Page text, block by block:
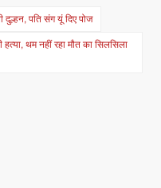
दुल्हन, पति संग यूं दिए पोज
थम नहीं रहा मौत का सिलसिला